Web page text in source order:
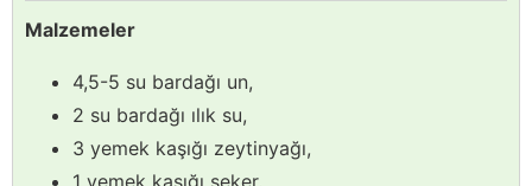
Malzemeler
4,5-5 su bardağı un,
2 su bardağı ılık su,
3 yemek kaşığı zeytinyağı,
1 yemek kaşığı şeker,